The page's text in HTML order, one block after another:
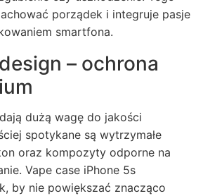
porządek i integruje pasje
smartfona.
– ochrona
dużą wagę do jakości
spotykane są wytrzymałe
oraz kompozyty odporne na
Vape case iPhone 5s
by nie powiększać znacząco